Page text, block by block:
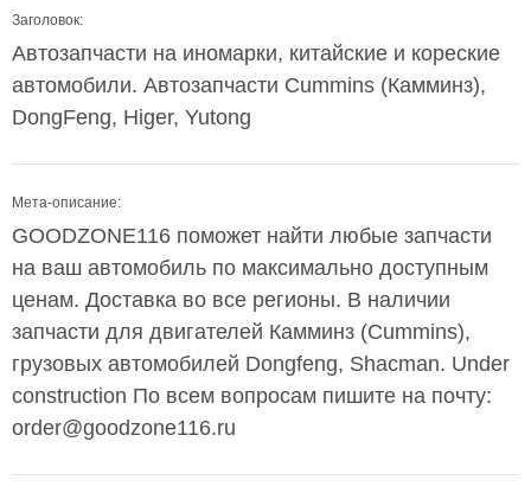
Заголовок:
Автозапчасти на иномарки, китайские и кореские
автомобили. Автозапчасти Cummins (Камминз),
DongFeng, Higer, Yutong
Мета-описание:
GOODZONE116 поможет найти любые запчасти
на ваш автомобиль по максимально доступным
ценам. Доставка во все регионы. В наличии
запчасти для двигателей Камминз (Cummins),
грузовых автомобилей Dongfeng, Shacman. Under
construction По всем вопросам пишите на почту:
order@goodzone116.ru